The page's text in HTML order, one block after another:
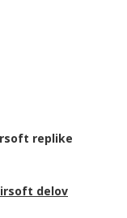
replike
delov